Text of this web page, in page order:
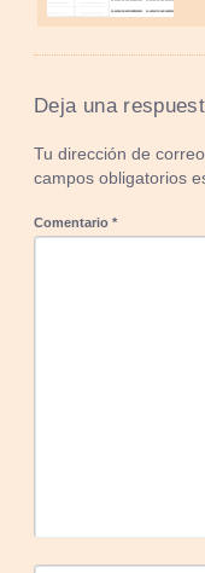
Deja una
Tu dirección de
campos obligatorios
Comentario*